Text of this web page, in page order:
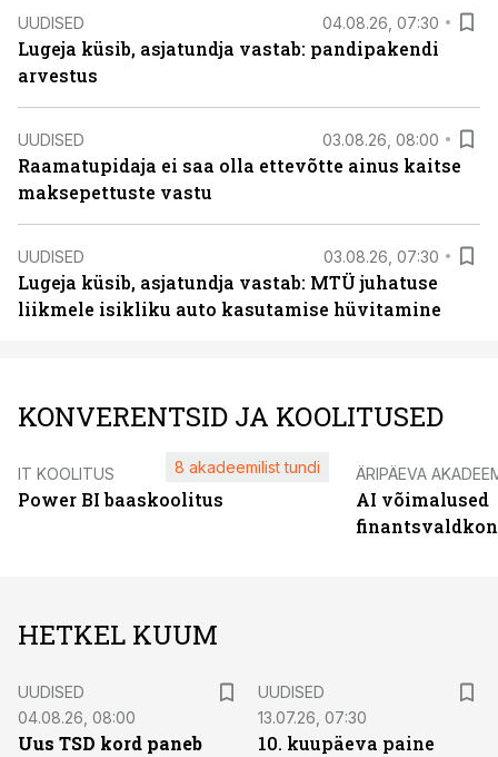
UUDISED 04.08.26, 07:30
Lugeja küsib, asjatundja vastab: pandipakendi
arvestus
UUDISED 03.08.26, 08:00
Raamatupidaja ei saa olla ettevõtte ainus kaitse
maksepettuste vastu
UUDISED 03.08.26, 07:30
Lugeja küsib, asjatundja vastab: MTÜ juhatuse
liikmele isikliku auto kasutamise hüvitamine
KONVERENTSID JA KOOLITUSED
IT KOOLITUS
Power BI baaskoolitus
8 akadeemilist tundi ÄRIPÄEVA
AI võimalused
HETKEL KUUM
UUDISED
04.08.26, 08:00
Uus TSD kord paneb
UUDISED
13.07.26, 07:30
10. kuupäeva paine